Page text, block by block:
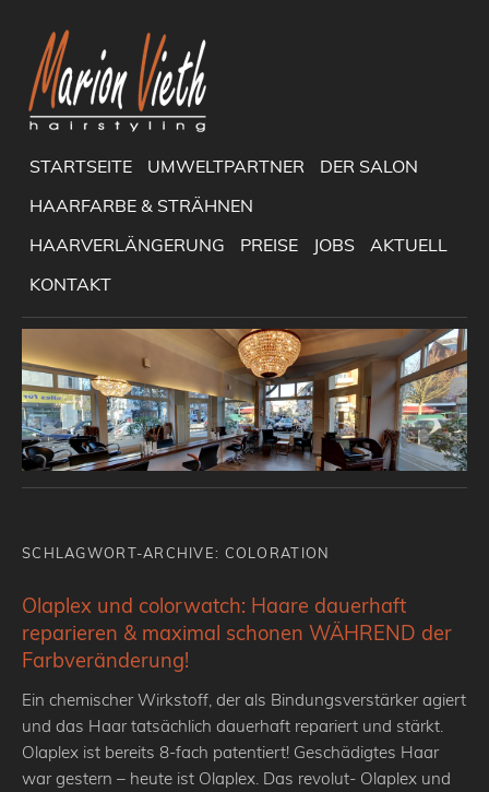
STARTSEITE UMWELTPARTNER
DER SALON
HAARFARBE & STRÄHNEN
HAARVERLÄNGERUNG
PREISE JOBS
AKTUELL
KONTAKT
SCHLAGWORT-ARCHIVE: COLORATION
Olaplex und colorwatch: Haare dauerhaft
reparieren & maximal schonen WÄHREND der
Farbveränderung!
Ein chemischer Wirkstoff, der als Bindungsverstärker agiert
und das Haar tatsächlich dauerhaft repariert und stärkt.
Olaplex ist bereits 8-fach patentiert! Geschädigtes Haar
war gestern – heute ist Olaplex. Das revolut- Olaplex und